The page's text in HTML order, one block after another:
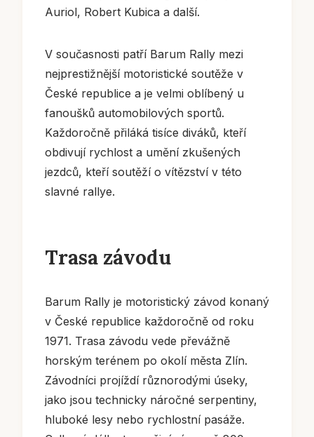
Auriol, Robert Kubica a další.
V současnosti patří Barum Rally mezi
nejprestižnější motoristické soutěže v
České republice a je velmi oblíbený u
fanoušků automobilových sportů.
Každoročně přiláká tisíce diváků, kteří
obdivují rychlost a umění zkušených
jezdců, kteří soutěží o vítězství v této
slavné rallye.
Trasa závodu
Barum Rally je motoristický závod konaný
v České republice každoročně od roku
1971. Trasa závodu vede převážně
horským terénem po okolí města Zlín.
Závodníci projíždí různorodými úseky,
jako jsou technicky náročné serpentiny,
hluboké lesy nebo rychlostní pasáže.